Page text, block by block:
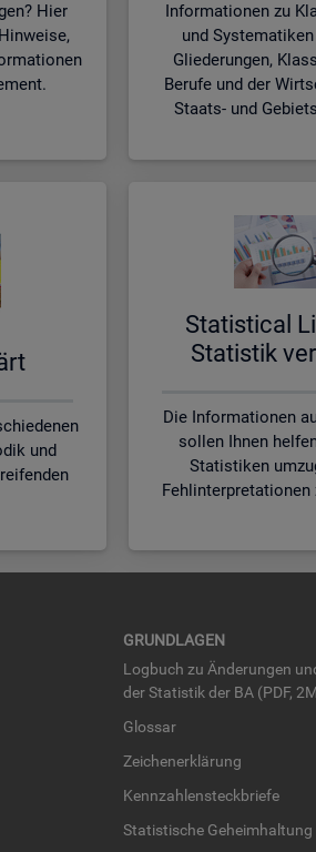
Hier
Informationen zu
und
Gliederungen,
Berufe und der
Staats- und
und
Sta­ti­s­ti­cal
Sta­tis­tik
Die Informationen
sollen Ihnen
Statistiken
Fehlinterpretationen
GRUND­LA­GEN
Log­buch zu Än­de­run­gen
der Sta­tis­tik der BA (PDF,
Glos­sar
Zei­chen­er­klä­rung
Kenn­zah­len­steck­brie­fe
Sta­tis­ti­sche Ge­heim­hal­tung